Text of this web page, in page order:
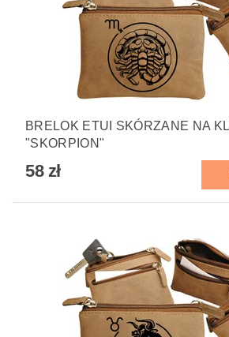
BRELOK ETUI SKÓRZANE NA
"SKORPION"
58 zł